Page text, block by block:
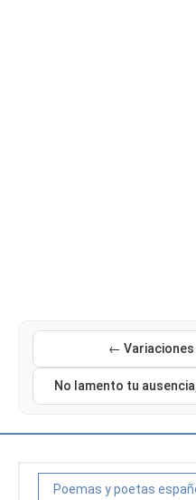
←
No lamento tu
Poemas y poetas